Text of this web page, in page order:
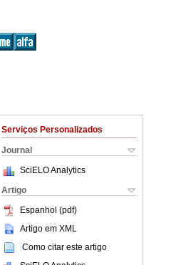
Serviços Personalizados
Journal
SciELO Analytics
Artigo
Espanhol (pdf)
Artigo em XML
Como citar este artigo